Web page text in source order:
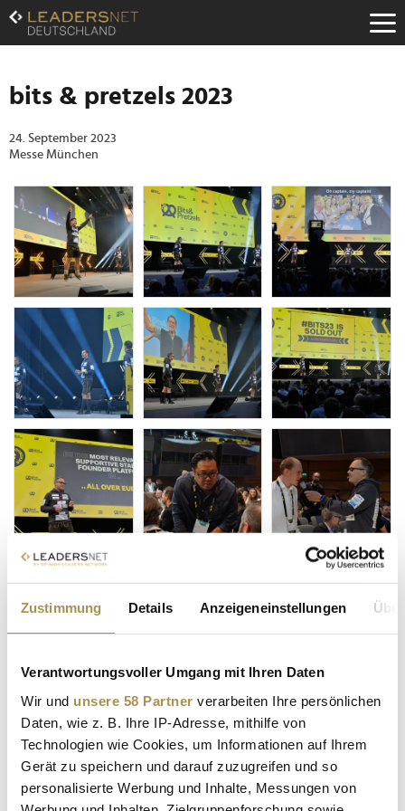
Zustimmung Details Anzeigeneinstellungen
Verantwortungsvoller Umgang mit Ihren Daten
Wir und unsere 58 Partner verarbeiten Ihre persönlichen
Daten, wie z. B. Ihre IP-Adresse, mithilfe von
Technologien wie Cookies, um Informationen auf Ihrem
Gerät zu speichern und darauf zuzugreifen und so
personalisierte Werbung und Inhalte, Messungen von
Zum
Inhalt
Zur
Navigation
Zurbits & pretzels 2023
24. September 2023
Messe München